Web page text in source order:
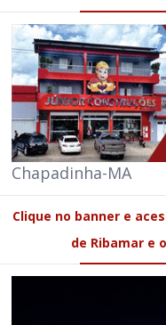
Chapadinha-MA
Clique no banner e
de Ribamar e